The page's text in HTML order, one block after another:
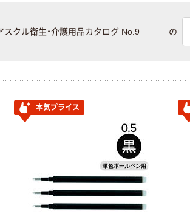
スクル衛生・介護用品カタログ No.9 の
本気プライス